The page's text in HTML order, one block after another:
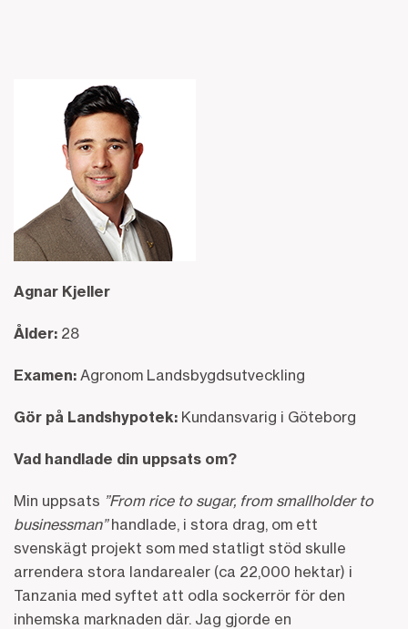
Agnar Kjeller
Ålder: 28
Examen: Agronom Landsbygdsutveckling
Gör på Landshypotek: Kundansvarig i Göteborg
Vad handlade din uppsats om?
Min uppsats ”From rice to sugar, from smallholder to
businessman”handlade, i stora drag, om ett
svenskägt projekt som med statligt stöd skulle
arrendera stora landarealer (ca 22,000 hektar) i
Tanzania med syftet att odla sockerrör för den
inhemska marknaden där. Jag gjorde en